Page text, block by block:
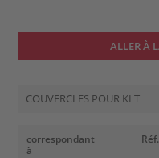
ALLER À
COUVERCLES POUR KLT
correspondant
à